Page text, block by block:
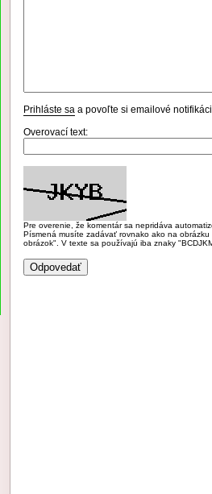
Prihláste sa a povoľte si emailové
Overovací text:
Pre overenie, že komentár sa nepridáva
Písmená musíte zadávať rovnako ako na
obrázok". V texte sa používajú iba znaky